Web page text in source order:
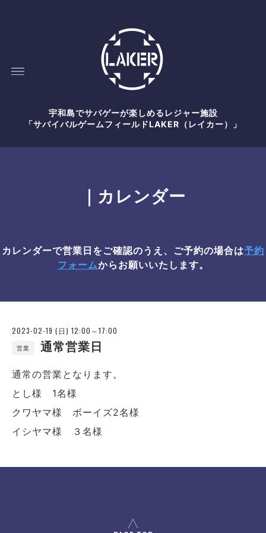
宇和島でサバゲーが楽しめるレジャー施設
「サバイバルゲームフィールドLAKER（レイカー）」
｜カレンダー
カレンダーで営業日をご確認のうえ、ご予約の場合は予約
フォームからお願いいたします。
2023-02-19 (日) 12:00～17:00
営業 通常営業日
通常の営業となります。
とし様 1名様
クワヤマ様 ボーイズ2名様
イシヤマ様 ３名様